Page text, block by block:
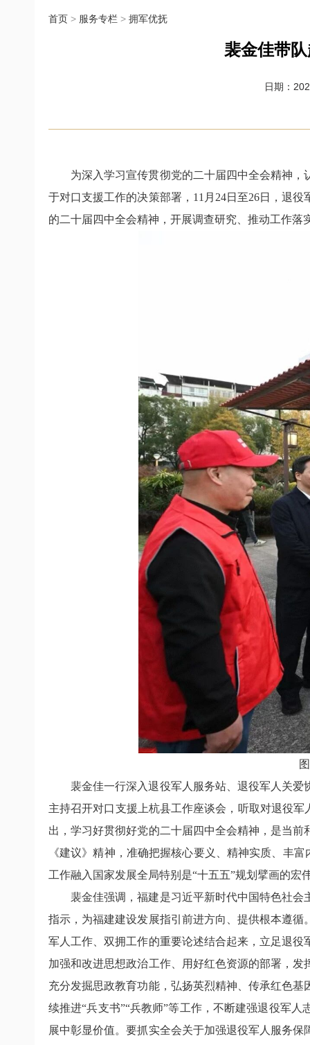
首页 > 服务专栏 > 拥军优抚
裴金佳带
日期：
为深入学习宣传贯彻党的二十届四中全会精神
于对口支援工作的决策部署，11月24日至26日，退
的二十届四中全会精神，开展调查研究、推动工作落
裴金佳一行深入退役军人服务站、退役军人关
主持召开对口支援上杭县工作座谈会，听取对退役
出，学习好贯彻好党的二十届四中全会精神，是当
《建议》精神，准确把握核心要义、精神实质、丰
工作融入国家发展全局特别是“十五五”规划擘画的
裴金佳强调，福建是习近平新时代中国特色社
指示，为福建建设发展指引前进方向、提供根本遵
军人工作、双拥工作的重要论述结合起来，立足退
加强和改进思想政治工作、用好红色资源的部署，
充分发掘思政教育功能，弘扬英烈精神、传承红色
续推进“兵支书”“兵教师”等工作，不断建强退役军
展中彰显价值。要抓实全会关于加强退役军人服务